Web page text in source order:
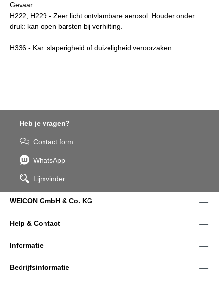
Gevaar
H222, H229 - Zeer licht ontvlambare aerosol. Houder onder
druk: kan open barsten bij verhitting.
H336 - Kan slaperigheid of duizeligheid veroorzaken.
Heb je vragen?
Contact form
WhatsApp
Lijmvinder
WEICON GmbH & Co. KG
Help & Contact
Informatie
Bedrijfsinformatie